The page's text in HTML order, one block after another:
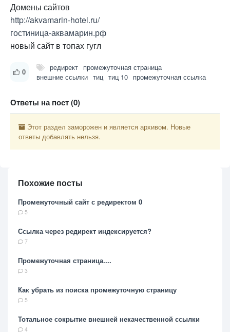
Домены сайтов
http://akvamarin-hotel.ru/
гостиница-аквамарин.рф
новый сайт в топах гугл
0 редирект промежуточная страница
внешние ссылки тиц тиц 10 промежуточная ссылка
Ответы на пост (0)
Этот раздел заморожен и является архивом. Новые
ответы добавлять нельзя.
Похожие посты
Промежуточный сайт с редиректом 0
5
Ссылка через редирект индексируется?
7
Промежуточная страница....
3
Как убрать из поиска промежуточную страницу
5
Тотальное сокрытие внешней некачественной ссылки
4